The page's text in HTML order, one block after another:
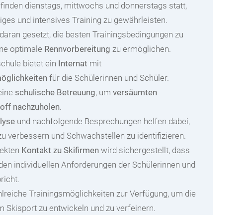
dienstags, mittwochs und donnerstags statt,
und intensives Training zu gewährleisten.
gesetzt, die besten Trainingsbedingungen zu
optimale Rennvorbereitung zu ermöglichen.
bietet ein Internat mit
für die Schülerinnen und Schüler.
schulische Betreuung, um versäumten
nachzuholen.
und nachfolgende Besprechungen helfen dabei,
verbessern und Schwachstellen zu identifizieren.
Kontakt zu Skifirmen wird sichergestellt, dass
individuellen Anforderungen der Schülerinnen und
Trainingsmöglichkeiten zur Verfügung, um die
Skisport zu entwickeln und zu verfeinern.